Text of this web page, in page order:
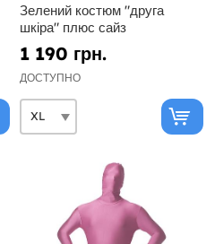
Зелений костюм "друга
шкіра" плюс сайз
1 190 грн.
ДОСТУПНО